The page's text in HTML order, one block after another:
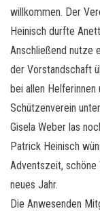
willkommen. Der
Heinisch durfte
Anschließend nutze
der Vorstandschaft
bei allen Helferinnen
Schützenverein
Gisela Weber las
Patrick Heinisch
Adventszeit, schöne
neues Jahr.
Die Anwesenden